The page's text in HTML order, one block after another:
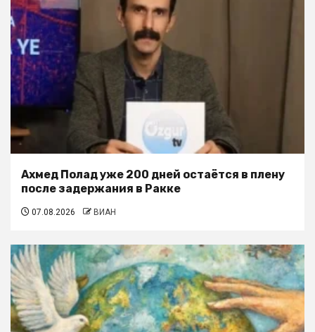
Ахмед Полад уже 200 дней остаётся в плену
после задержания в Ракке
07.08.2026 ВИАН